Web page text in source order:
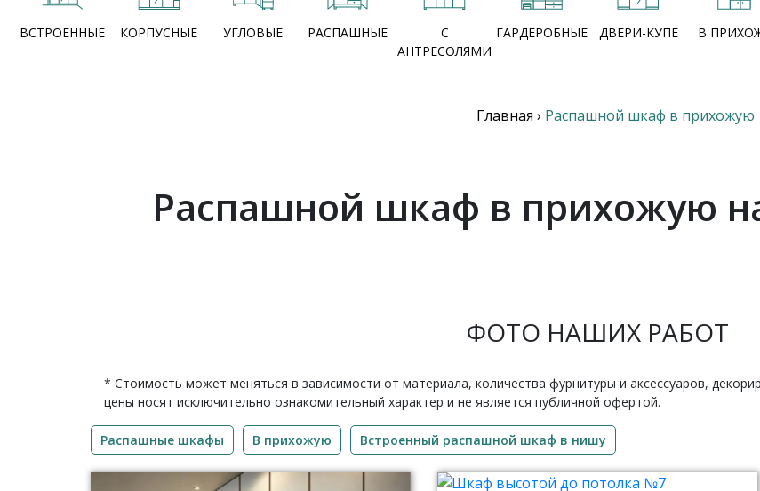
ВСТРОЕННЫЕ КОРПУСНЫЕ УГЛОВЫЕ РАСПАШНЫЕ
С
АНТРЕСОЛЯМИ
ГАРДЕРОБНЫЕ ДВЕРИ-КУПЕ В
Главная › Распашной шкаф в прихожую
Распашной шкаф в прихожую
ФОТО НАШИХ РАБОТ
* Стоимость может меняться в зависимости от материала, количества фурнитуры и аксессуаров,
цены носят исключительно ознакомительный характер и не является публичной офертой.
Распашные шкафы В прихожую Встроенный распашной шкаф в нишу